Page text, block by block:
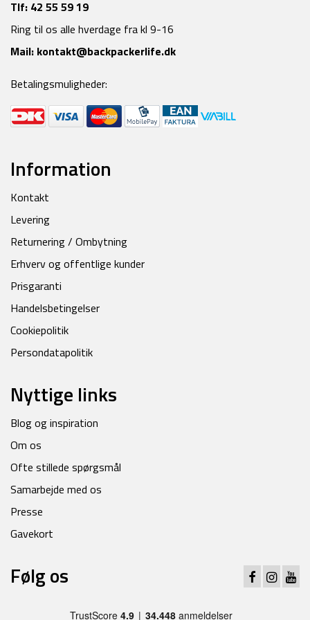
Tlf: 42 55 59 19
Ring til os alle hverdage fra kl 9-16
Mail: kontakt@backpackerlife.dk
Betalingsmuligheder:
Information
Kontakt
Levering
Returnering / Ombytning
Erhverv og offentlige kunder
Prisgaranti
Handelsbetingelser
Cookiepolitik
Persondatapolitik
Nyttige links
Blog og inspiration
Om os
Ofte stillede spørgsmål
Samarbejde med os
Presse
Gavekort
Følg os